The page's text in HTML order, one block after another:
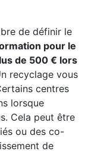
de définir le
pour le
de 500 € lors
recyclage vous
centres
lorsque
Cela peut être
ou des co-
de